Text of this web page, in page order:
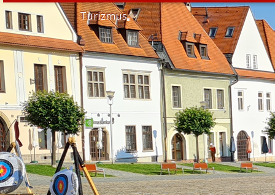
Turizmus